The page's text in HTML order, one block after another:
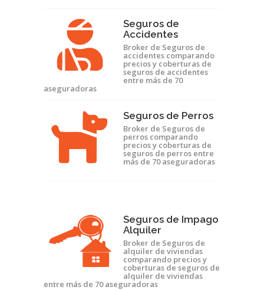
Seguros de
Accidentes
Broker de Seguros de
accidentes comparando
precios y coberturas de
seguros de accidentes
entre más de 70
aseguradoras
Seguros de Perros
Broker de Seguros de
perros comparando
precios y coberturas de
seguros de perros entre
más de 70 aseguradoras
Seguros de Impago
Alquiler
Broker de Seguros de
alquiler de viviendas
comparando precios y
coberturas de seguros de
alquiler de viviendas
entre más de 70 aseguradoras